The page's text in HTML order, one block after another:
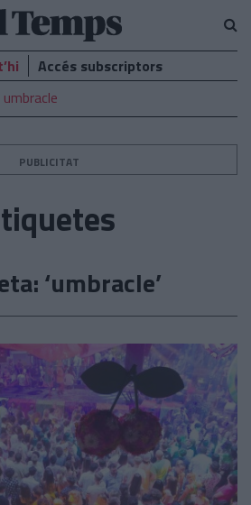
Accés subscriptors
umbracle
PUBLICITAT
‘umbracle’